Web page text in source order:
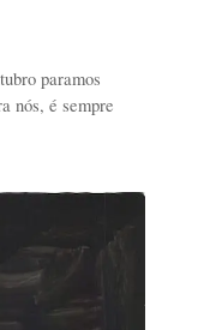
paramos
nós, é sempre